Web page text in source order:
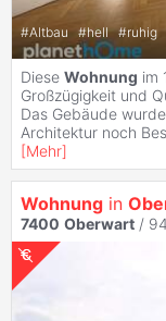
#Altbau #hell #ruhig
Diese Wohnung im
Großzügigkeit und
Das Gebäude
Architektur noch
[Mehr]
Wohnung in
7400 Oberwart /